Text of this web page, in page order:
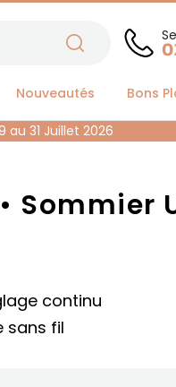
Nouveautés Bons
au 31 Juillet 2026
•
continu
sans fil